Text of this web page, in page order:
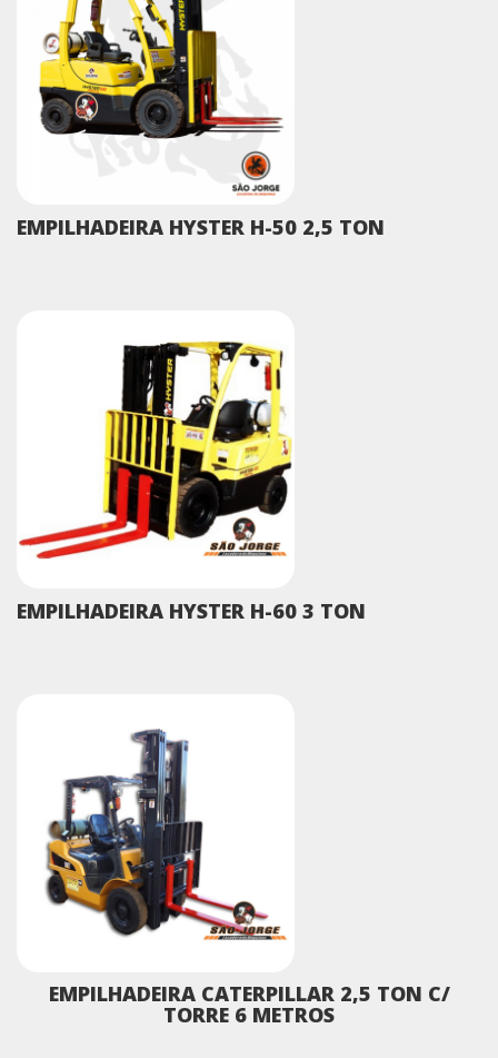
EMPILHADEIRA HYSTER H-50 2,5 TON
EMPILHADEIRA HYSTER H-60 3 TON
EMPILHADEIRA CATERPILLAR 2,5 TON C/
TORRE 6 METROS